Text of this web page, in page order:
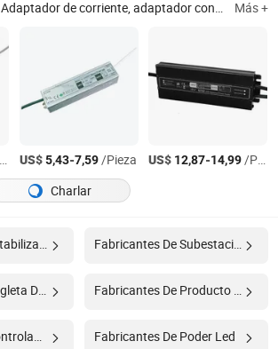
Adaptador de corriente, adaptador conmutado, fuente de alimentación, cargador, adaptador de portátil, cargador de batería, fuente de alimentación conmutada, cargador de coche, adaptador de CA, adaptador universal Más +
US$5,43-7,59/Pieza US$ 12,87-14,99/Pieza
Charlar
Fabricantes De Subestación Eléctrica
Fabricantes De Regleta De Sobrecarga
Fabricantes De Poder Led